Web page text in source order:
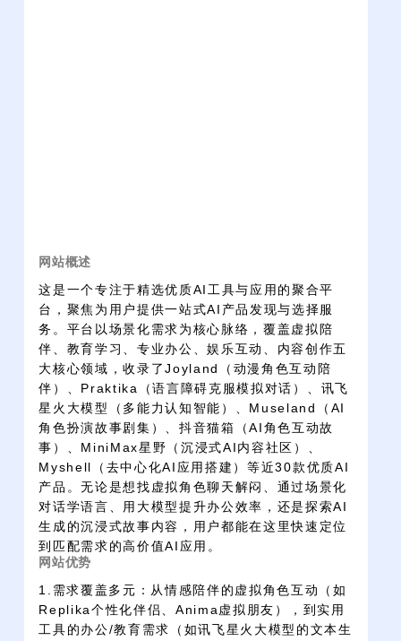
网站概述
这是一个专注于精选优质AI工具与应用的聚合平
台，聚焦为用户提供一站式AI产品发现与选择服
务。平台以场景化需求为核心脉络，覆盖虚拟陪
伴、教育学习、专业办公、娱乐互动、内容创作五
大核心领域，收录了Joyland（动漫角色互动陪
伴）、Praktika（语言障碍克服模拟对话）、讯飞
星火大模型（多能力认知智能）、Museland（AI
角色扮演故事剧集）、抖音猫箱（AI角色互动故
事）、MiniMax星野（沉浸式AI内容社区）、
Myshell（去中心化AI应用搭建）等近30款优质AI
产品。无论是想找虚拟角色聊天解闷、通过场景化
对话学语言、用大模型提升办公效率，还是探索AI
生成的沉浸式故事内容，用户都能在这里快速定位
到匹配需求的高价值AI应用。
网站优势
1.需求覆盖多元：从情感陪伴的虚拟角色互动（如
Replika个性化伴侣、Anima虚拟朋友），到实用
工具的办公/教育需求（如讯飞星火大模型的文本生